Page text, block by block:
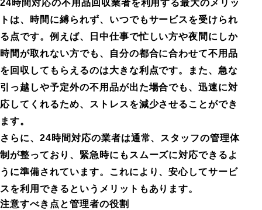
24時間対応の不用品回収業者を利用する最大のメリッ
トは、時間に縛られず、いつでもサービスを受けられ
る点です。例えば、日中仕事で忙しい方や夜間にしか
時間が取れない方でも、自分の都合に合わせて不用品
を回収してもらえるのは大きな利点です。また、急な
引っ越しや予定外の不用品が出た場合でも、迅速に対
応してくれるため、ストレスを減少させることができ
ます。
さらに、24時間対応の業者は通常、スタッフの管理体
制が整っており、緊急時にもスムーズに対応できるよ
うに準備されています。これにより、安心してサービ
スを利用できるというメリットもあります。
注意すべき点と管理者の役割